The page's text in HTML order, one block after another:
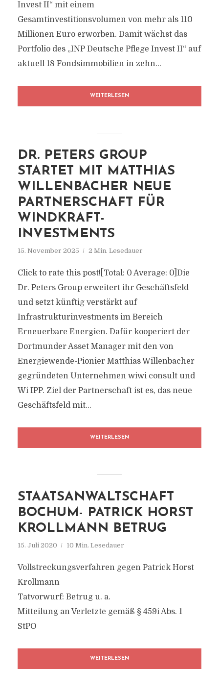
Invest II“ mit einem
Gesamtinvestitionsvolumen von mehr als 110
Millionen Euro erworben. Damit wächst das
Portfolio des „INP Deutsche Pflege Invest II“ auf
aktuell 18 Fondsimmobilien in zehn...
WEITERLESEN
DR. PETERS GROUP
STARTET MIT MATTHIAS
WILLENBACHER NEUE
PARTNERSCHAFT FÜR
WINDKRAFT-
INVESTMENTS
15. November 2025 2 Min. Lesedauer
Click to rate this post![Total: 0 Average: 0]Die
Dr. Peters Group erweitert ihr Geschäftsfeld
und setzt künftig verstärkt auf
Infrastrukturinvestments im Bereich
Erneuerbare Energien. Dafür kooperiert der
Dortmunder Asset Manager mit den von
Energiewende-Pionier Matthias Willenbacher
gegründeten Unternehmen wiwi consult und
Wi IPP. Ziel der Partnerschaft ist es, das neue
Geschäftsfeld mit...
WEITERLESEN
STAATSANWALTSCHAFT
BOCHUM- PATRICK HORST
KROLLMANN BETRUG
15. Juli 2020 10 Min. Lesedauer
Vollstreckungsverfahren gegen Patrick Horst
Krollmann
Tatvorwurf: Betrug u. a.
Mitteilung an Verletzte gemäß § 459i Abs. 1
StPO
WEITERLESEN